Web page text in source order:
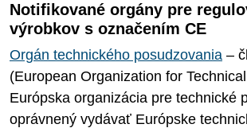
Notifikované orgány pre
výrobkov s označením CE
Orgán technického posudzovania –
(European Organization for
Európska organizácia pre technické
oprávnený vydávať Európske